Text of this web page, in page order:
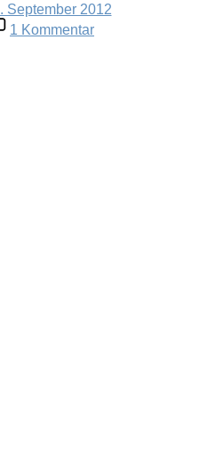
September 2012
1 Kommentarzu
Myll,